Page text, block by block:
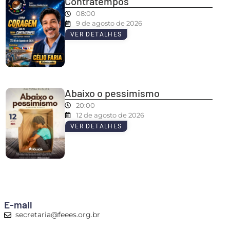
08:00
9 de agosto de 2026
VER DETALHES
Abaixo o pessimismo
20:00
12 de agosto de 2026
VER DETALHES
E-mail
secretaria@feees.org.br